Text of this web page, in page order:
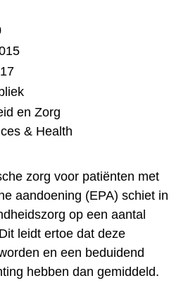
en Zorg
& Health
zorg voor patiënten met
aandoening (EPA) schiet in
op een aantal
leidt ertoe dat deze
en een beduidend
hebben dan gemiddeld.